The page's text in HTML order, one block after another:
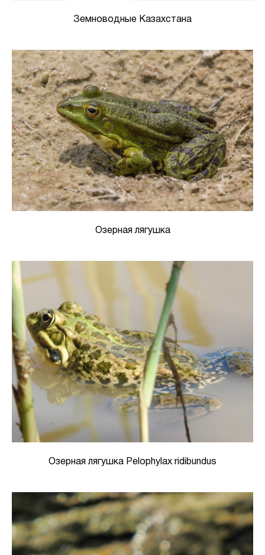
Земноводные Казахстана
Озерная лягушка
Озерная лягушка Pelophylax ridibundus